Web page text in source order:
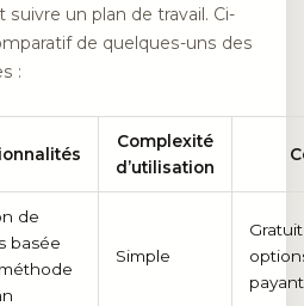
un plan de travail. Ci-
de quelques-uns des
:
Complexité
d’utilisation
de
basée
Simple